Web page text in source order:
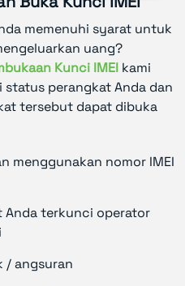
memenuhi syarat untuk
uang?
Kunci IMEI kami
perangkat Anda dan
tersebut dapat dibuka
menggunakan nomor IMEI
Anda terkunci operator
/ angsuran